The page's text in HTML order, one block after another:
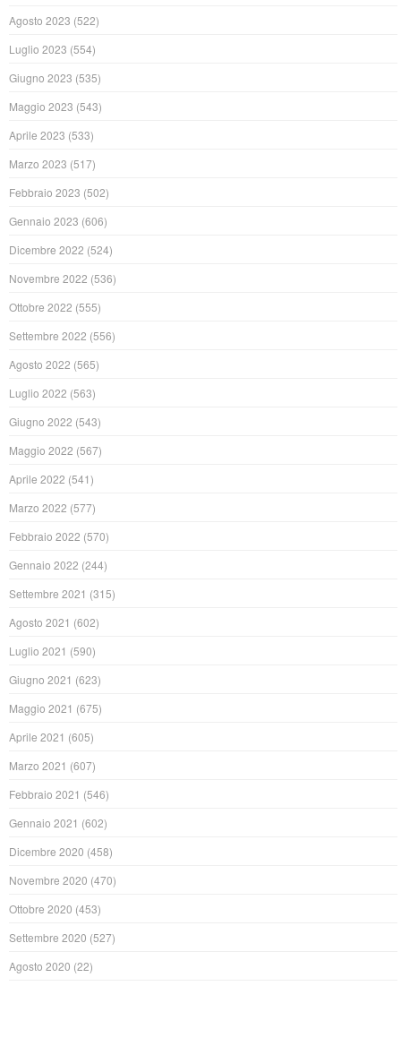
Agosto 2023 (522)
Luglio 2023 (554)
Giugno 2023 (535)
Maggio 2023 (543)
Aprile 2023 (533)
Marzo 2023 (517)
Febbraio 2023 (502)
Gennaio 2023 (606)
Dicembre 2022 (524)
Novembre 2022 (536)
Ottobre 2022 (555)
Settembre 2022 (556)
Agosto 2022 (565)
Luglio 2022 (563)
Giugno 2022 (543)
Maggio 2022 (567)
Aprile 2022 (541)
Marzo 2022 (577)
Febbraio 2022 (570)
Gennaio 2022 (244)
Settembre 2021 (315)
Agosto 2021 (602)
Luglio 2021 (590)
Giugno 2021 (623)
Maggio 2021 (675)
Aprile 2021 (605)
Marzo 2021 (607)
Febbraio 2021 (546)
Gennaio 2021 (602)
Dicembre 2020 (458)
Novembre 2020 (470)
Ottobre 2020 (453)
Settembre 2020 (527)
Agosto 2020 (22)